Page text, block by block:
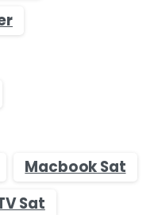
Macbook Sat
Sat